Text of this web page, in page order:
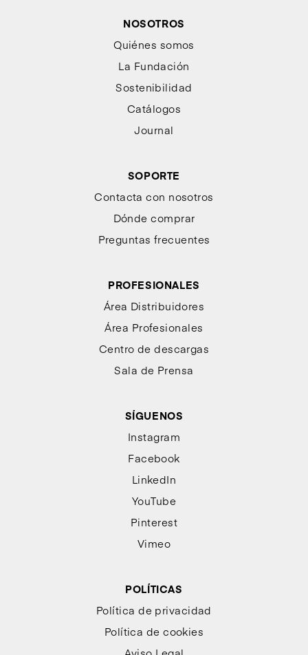
NOSOTROS
Quiénes somos
La Fundación
Sostenibilidad
Catálogos
Journal
SOPORTE
Contacta con nosotros
Dónde comprar
Preguntas frecuentes
PROFESIONALES
Área Distribuidores
Área Profesionales
Centro de descargas
Sala de Prensa
SÍGUENOS
Instagram
Facebook
LinkedIn
YouTube
Pinterest
Vimeo
POLÍTICAS
Política de privacidad
Política de cookies